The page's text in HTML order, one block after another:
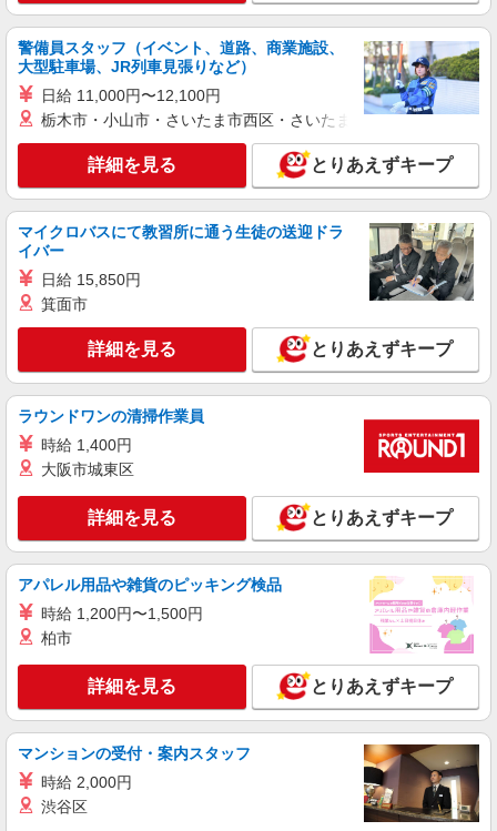
駅 ★勤務地は3000ヶ所以上★ 自宅から通いやす
いエリアなど、お好きな勤務地をお選び下さ
い！！
キープ 詳細を見る
派遣社員
大久保駅｜サ高住STAFF＊落ち着いた雰囲気
でゆったりお仕事♪
時給1550円〜2187円 ＜日払い有/週払い有/交
通費全支給(ガソリン代含む)＞
詳細を見る
パート 派遣社員
日研トータルソーシング株式会社 メディカルケア事業部/京都オフィ
ス
未経験・無資格OKの介護スタッフ
時給1,450円〜1,650円 ★週払いOK（規定あ
り） ※給与幅は経験・能力による
京都府宇治市 【最寄駅】京阪宇治線「木幡」
駅 ★勤務地は3000ヶ所以上★ 自宅から通いやす
いエリアなど、お好きな勤務地をお選び下さ
い！！
キープ 詳細を見る
アルバイト パート 派遣社員 紹介予定派遣
日研トータルソーシング株式会社 メディカルケア事業部/京都オフィ
ス
介護スタッフ／資格あり or 経験者
時給1,550円〜1,650円 ◆無資格・経験者：
1,550円〜 ◆初任者研修・未経験：1,550円〜 ◆初
任者研修・経験者：1,600円〜 ◆介護福祉士：
能力による ★週払いOK（規定あり）
京都府宇治市 【最寄駅】JR奈良線「木幡」駅
★勤務地は3000ヶ所以上★ 自宅から通いやすいエ
リアなど、お好きな勤務地をお選び下さい！！
警備員スタッフ（イベント、道路、商業施設、
大型駐車場、JR列車見張りなど）
日給 11,000円〜12,100円
栃木市・小山市・さいたま市西区・さいたま市岩槻区・久喜市・
詳細を見る とりあえずキープ
マイクロバスにて教習所に通う生徒の送迎ドラ
イバー
日給 15,850円
箕面市
詳細を見る とりあえずキープ
ラウンドワンの清掃作業員
時給 1,400円
大阪市城東区
詳細を見る とりあえずキープ
アパレル用品や雑貨のピッキング検品
時給 1,200円〜1,500円
柏市
詳細を見る とりあえずキープ
マンションの受付・案内スタッフ
時給 2,000円
渋谷区